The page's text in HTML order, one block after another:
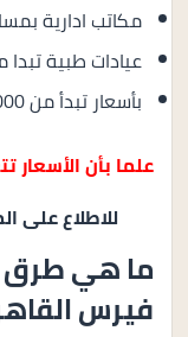
مكاتب ادارية بمساحات
عيادات طبية تبدا
بأسعار تبدأ من 4,000,000 جنية.
علما بأن
للاطلاع على
ما هي
فيرس